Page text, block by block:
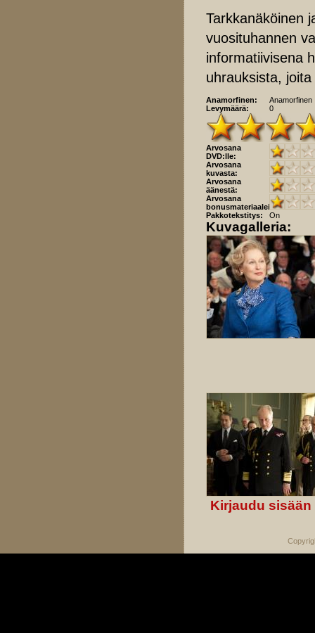
Tarkkanäköinen
vuosituhannen
informatiivisena
uhrauksista,
Anamorfinen:
Anamorfinen
Levymäärä:
0
Arvosana
DVD:lle:
Arvosana
kuvasta:
Arvosana
äänestä:
Arvosana
bonusmateriaaleista:
Pakkotekstitys:
On
Kuvagalleria:
Kirjaudu sisään